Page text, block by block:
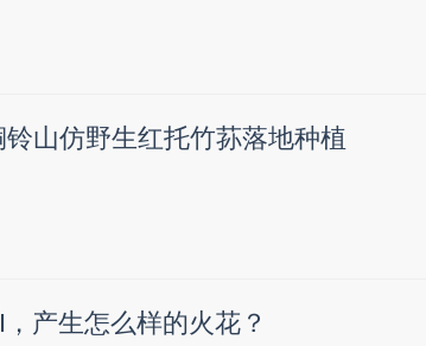
山仿野生红托竹荪落地种植
产生怎么样的火花？